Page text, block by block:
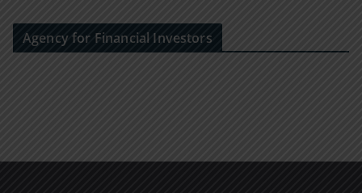
Agency for Financial Investors